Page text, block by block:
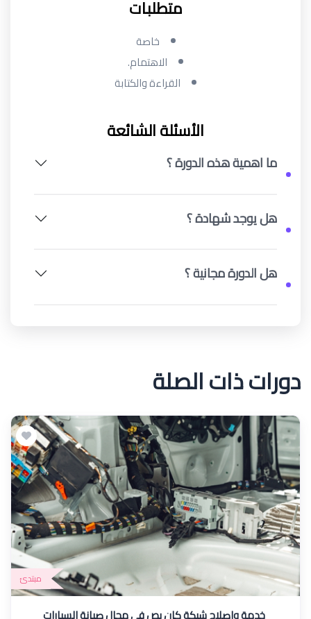
متطلبات
خاصة
الاهتمام.
القراءة والكتابة
الأسئلة الشائعة
ما اهمية هذه الدورة ؟
هل يوجد شهادة ؟
هل الدورة مجانية ؟
دورات ذات الصلة
مبتدئ